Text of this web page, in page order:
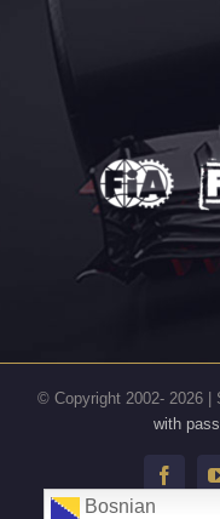
© Copyright 2002- 2026 |
with
Bosnian